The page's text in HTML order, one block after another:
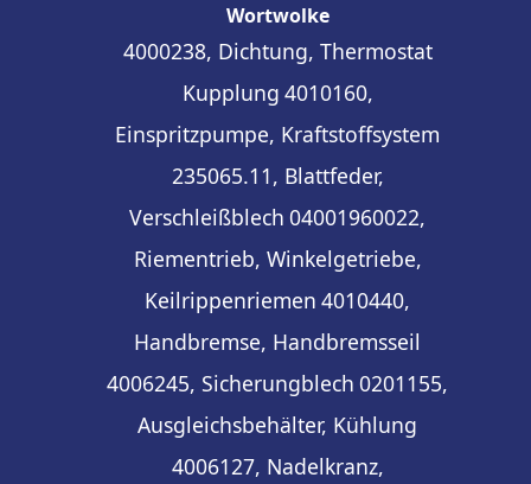
Wortwolke
4000238, Dichtung, Thermostat
Kupplung 4010160,
Einspritzpumpe, Kraftstoffsystem
235065.11, Blattfeder,
Verschleißblech 04001960022,
Riementrieb, Winkelgetriebe,
Keilrippenriemen 4010440,
Handbremse, Handbremsseil
4006245, Sicherungblech 0201155,
Ausgleichsbehälter, Kühlung
4006127, Nadelkranz,